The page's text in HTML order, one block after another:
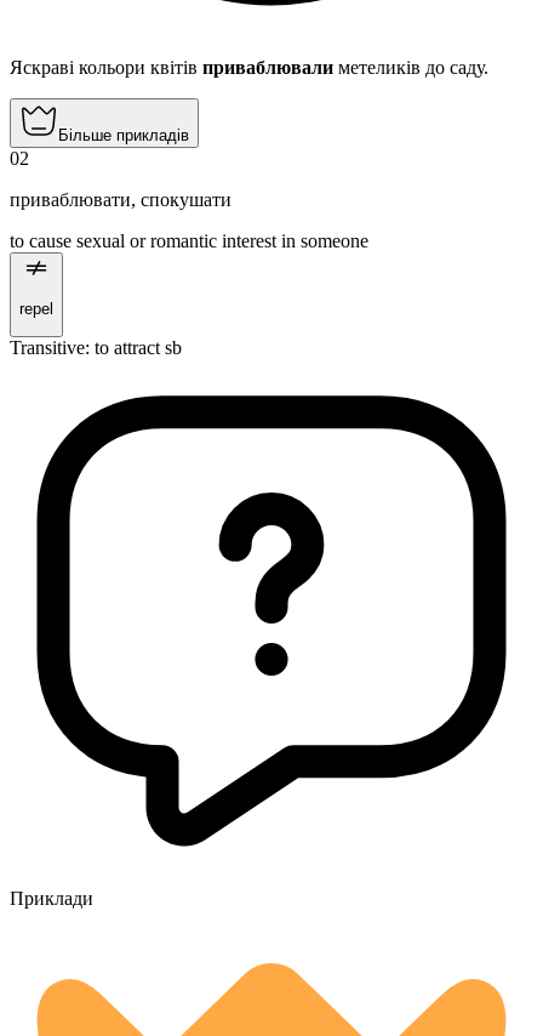
Яскраві кольори квітів приваблювали метеликів до саду.
Більше прикладів
02
приваблювати, спокушати
to cause sexual or romantic interest in someone
repel
Transitive: to attract sb
Приклади